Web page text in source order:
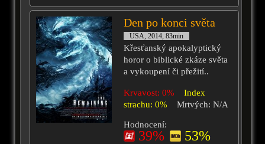
Den po konci světa
USA, 2014, 83min
Křesťanský apokalyptický
horor o biblické zkáze světa
a vykoupení či přežití..
Krvavost: 0%
Index
strachu: 0%
Mrtvých: N/A
Hodnocení:
39% 53%